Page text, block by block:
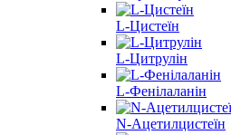
L-Цистеїн
L-Цитрулін
L-Фенілаланін
N-Ацетилцистеїн